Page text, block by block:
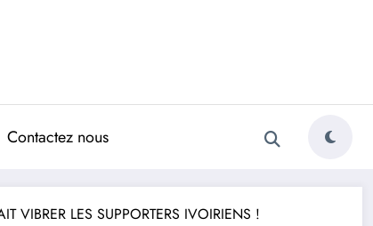
Contactez nous
LES SUPPORTERS IVOIRIENS !